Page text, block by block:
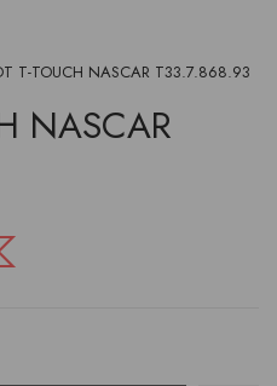
T-TOUCH NASCAR T33.7.868.93
NASCAR